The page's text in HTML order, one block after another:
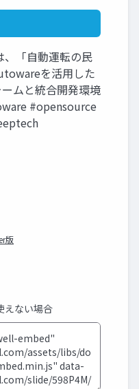
、「自動運転の民
を活用した
ムと統合開発環境
#opensource
版
えない場合